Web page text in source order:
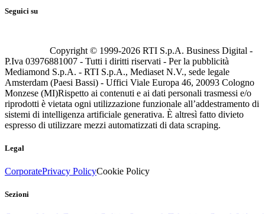
Seguici su
Copyright © 1999-2026 RTI S.p.A. Business Digital -
P.Iva 03976881007 - Tutti i diritti riservati - Per la pubblicità
Mediamond S.p.A. - RTI S.p.A., Mediaset N.V., sede legale
Amsterdam (Paesi Bassi) - Uffici Viale Europa 46, 20093 Cologno
Monzese (MI)Rispetto ai contenuti e ai dati personali trasmessi e/o
riprodotti è vietata ogni utilizzazione funzionale all’addestramento di
sistemi di intelligenza artificiale generativa. È altresì fatto divieto
espresso di utilizzare mezzi automatizzati di data scraping.
Legal
CorporatePrivacy PolicyCookie Policy
Sezioni